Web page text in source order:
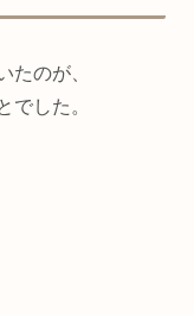
たのが、
でした。